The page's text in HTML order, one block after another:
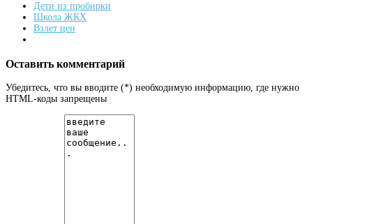
Дети из пробирки
Школа ЖКХ
Взлет цен
Оставить комментарий
Убедитесь, что вы вводите (*) необходимую информацию, где нужно
HTML-коды запрещены